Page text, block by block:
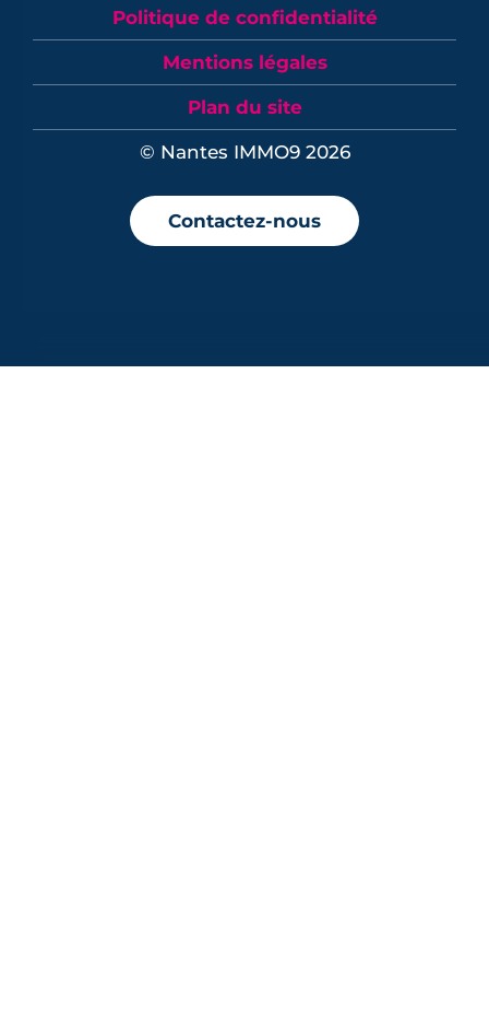
Politique de confidentialité
Mentions légales
Plan du site
© Nantes IMMO9 2026
Contactez-nous